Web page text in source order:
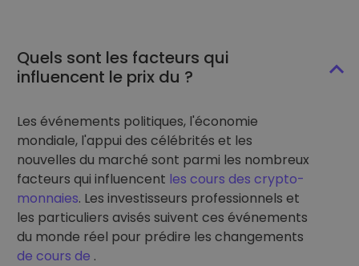
Quels sont les facteurs qui
influencent le prix du ?
Les événements politiques, l'économie
mondiale, l'appui des célébrités et les
nouvelles du marché sont parmi les nombreux
facteurs qui influencent les cours des crypto-
monnaies. Les investisseurs professionnels et
les particuliers avisés suivent ces événements
du monde réel pour prédire les changements
de cours de .